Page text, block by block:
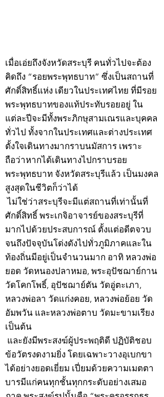
เมื่อเอ่ยถึงจังหวัดสระบุรี คนทั่วไปจะต้อง
คิดถึง “รอยพระพุทธบาท” ซึ่งเป็นสถานที่
ศักดิ์สิทธิ์แห่ง เดียวในประเทศไทย ที่มีรอย
พระพุทธบาทของแท้ประทับรอยอยู่ ใน
แต่ละปีจะมีทั้งพระภิกษุสามเณรและบุคคล
ทั่วไป ทั้งจากในประเทศและต่างประเทศ
ตั้งใจเดินทางมากราบนมัสการ เพราะ
ถือว่าหากได้เดินทางไปกราบรอย
พระพุทธบาท จังหวัดสระบุรีแล้ว เป็นมงคล
สูงสุดในชีวิตก็ว่าได้
ไม่ใช่ว่าสระบุรีจะมีแต่สถานที่เท่านั้นที่
ศักดิ์สิทธิ์ พระเกจิอาจารย์ของสระบุรีที่
มากไปด้วยประสบการณ์ ตั้งแต่อดีตจวบ
จนถึงปัจจุบันโด่งดังไปทั่วภูมิภาคและใน
ท้องถิ่นมีอยู่เป็นจำนวนมาก อาทิ หลวงพ่อ
ยอด วัดหนองปลาหมอ, พระอุปัชฌาย์กาน
วัดโคกโพธิ์, อุปัชฌาย์ตัน วัดอู่ตะเภา,
หลวงพ่อลา วัดแก่งคอย, หลวงพ่อย้อย วัด
อัมพวัน และหลวงพ่อตาบ วัดมะขามเรียง
เป็นต้น
และยังมีพระสงฆ์ผู้ประพฤติดี ปฏิบัติชอบ
ข้อวัตรงดงามยิ่ง โดยเฉพาะวางอุเบกขา
ได้อย่างยอดเยี่ยม เปี่ยมด้วยความเมตตา
บารมีแก่คนทุกชั้นทุกกระดับอย่างเสมอ